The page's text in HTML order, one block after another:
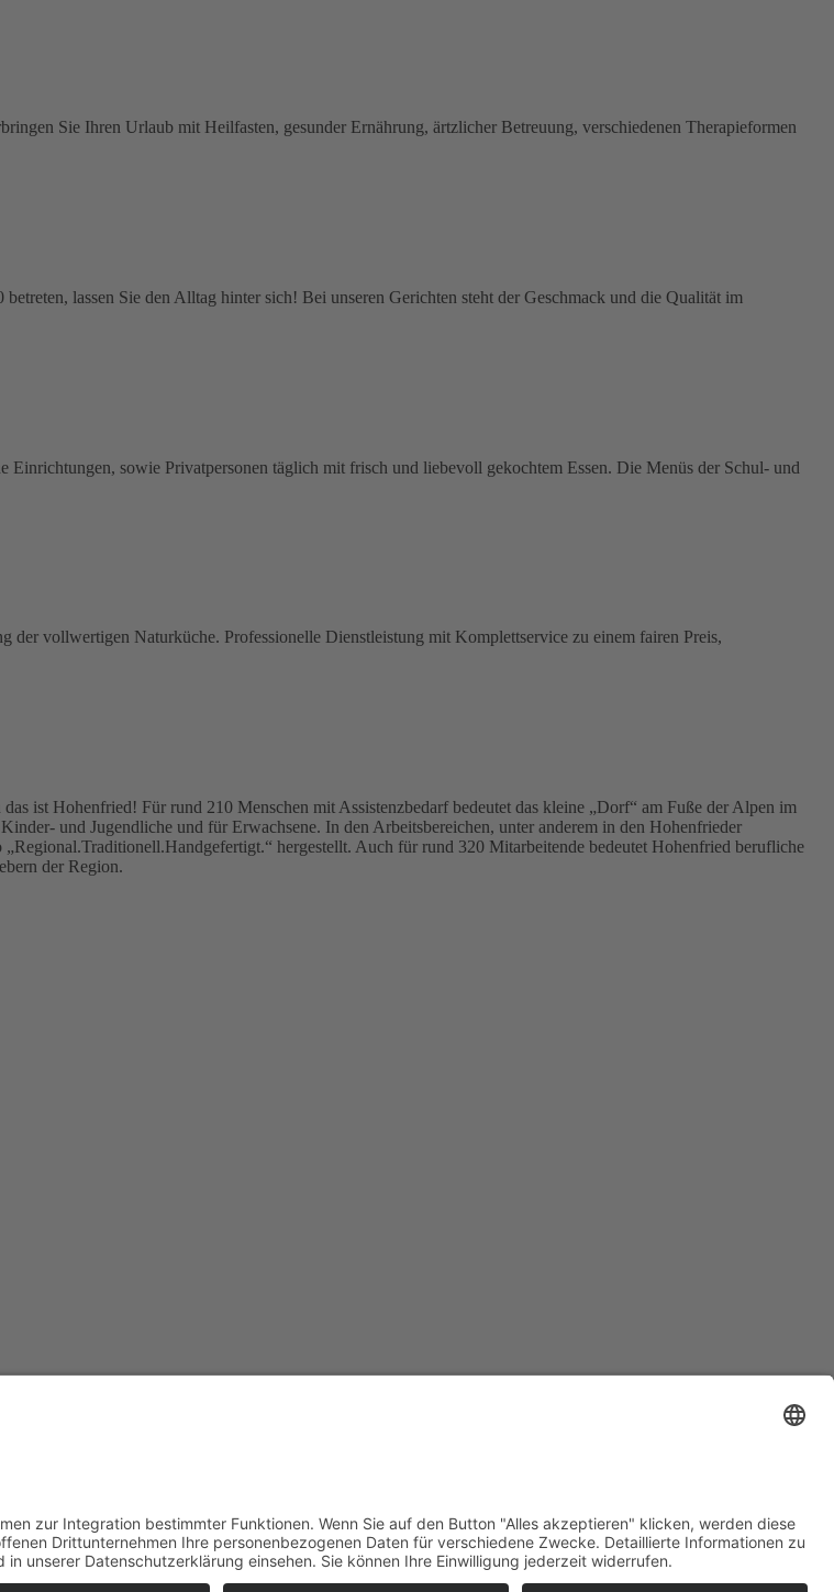
Sie Ihren Urlaub mit Heilfasten, gesunder Ernährung, ärtzlicher Betreuung, verschiedenen Therapieformen
lassen Sie den Alltag hinter sich! Bei unseren Gerichten steht der Geschmack und die Qualität im
sowie Privatpersonen täglich mit frisch und liebevoll gekochtem Essen. Die Menüs der Schul- und
vollwertigen Naturküche. Professionelle Dienstleistung mit Komplettservice zu einem fairen Preis,
ist Hohenfried! Für rund 210 Menschen mit Assistenzbedarf bedeutet das kleine „Dorf“ am Fuße der Alpen im
und Jugendliche und für Erwachsene. In den Arbeitsbereichen, unter anderem in den Hohenfrieder
hergestellt. Auch für rund 320 Mitarbeitende bedeutet Hohenfried berufliche
der Region.